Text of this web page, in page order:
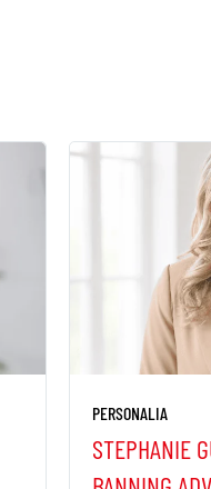
PERSONALIA
STEPHANIE